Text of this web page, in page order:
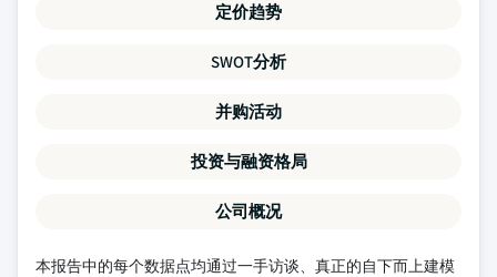
定价趋势
SWOT分析
并购活动
投资与融资格局
公司概况
本报告中的每个数据点均通过一手访谈、真正的自下而上建模